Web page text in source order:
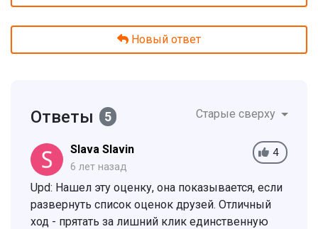
Новый ответ
Ответы 5 Старые сверху
4
Slava Slavin
6 лет назад
Upd: Нашел эту оценку, она показывается, если
развернуть список оценок друзей. Отличный
ход - прятать за лишний клик единственную